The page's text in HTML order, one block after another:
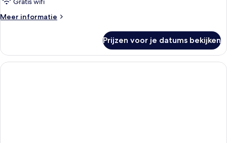
Meer informatie
Meer
Room-
Accessible
Prijzen voor je datums bekijken